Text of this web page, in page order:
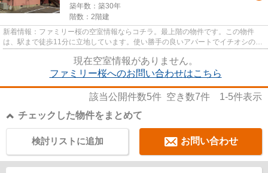
築年数：築30年
階数：2階建
新着情報：ファミリー桜の空室情報ならコチラ。最上階の物件です。この物件
は、駅まで徒歩11分に立地しています。使い勝手の良いアパートでイチオシの物
現在空室情報がありません。
ファミリー桜へのお問い合わせはこちら
該当公開件数5件 空き数7件 1-5件表示
チェックした物件をまとめて
お問い合わせ
検討リストに追加